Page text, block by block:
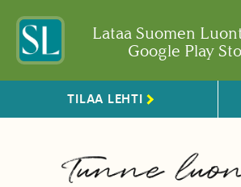
Lataa Suomen
Google Play
TILAA LEHTI